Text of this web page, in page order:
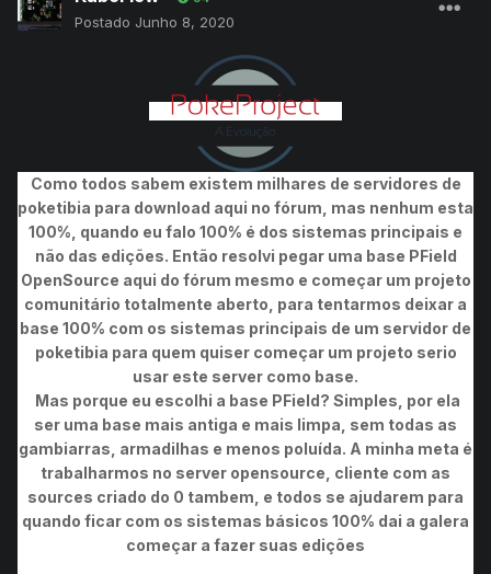
Postado Junho 8, 2020
Como todos sabem existem milhares de servidores de
poketibia para download aqui no fórum, mas nenhum esta
100%, quando eu falo 100% é dos sistemas principais e
não das edições. Então resolvi pegar uma base PField
OpenSource aqui do fórum mesmo e começar um projeto
comunitário totalmente aberto, para tentarmos deixar a
base 100% com os sistemas principais de um servidor de
poketibia para quem quiser começar um projeto serio
usar este server como base.
Mas porque eu escolhi a base PField? Simples, por ela
ser uma base mais antiga e mais limpa, sem todas as
gambiarras, armadilhas e menos poluída. A minha meta é
trabalharmos no server opensource, cliente com as
sources criado do 0 tambem, e todos se ajudarem para
quando ficar com os sistemas básicos 100% dai a galera
começar a fazer suas edições